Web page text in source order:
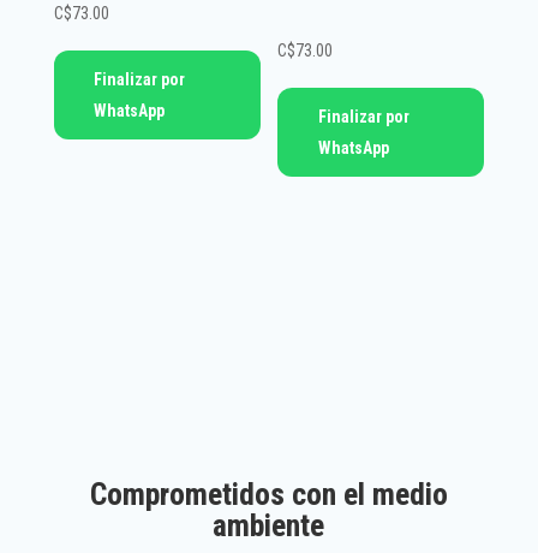
C$73.00
Finalizar por
WhatsApp
C$73.00
Finalizar por
WhatsApp
Comprometidos con el medio
ambiente